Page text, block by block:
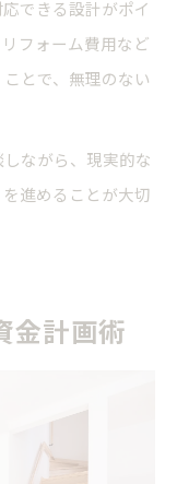
できる設計がポイ
フォーム費用など
とで、無理のない
ながら、現実的な
進めることが大切
金計画術